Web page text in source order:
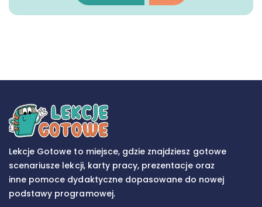
Lekcje Gotowe to miejsce, gdzie znajdziesz gotowe
scenariusze lekcji, karty pracy, prezentacje oraz
inne pomoce dydaktyczne dopasowane do nowej
podstawy programowej.